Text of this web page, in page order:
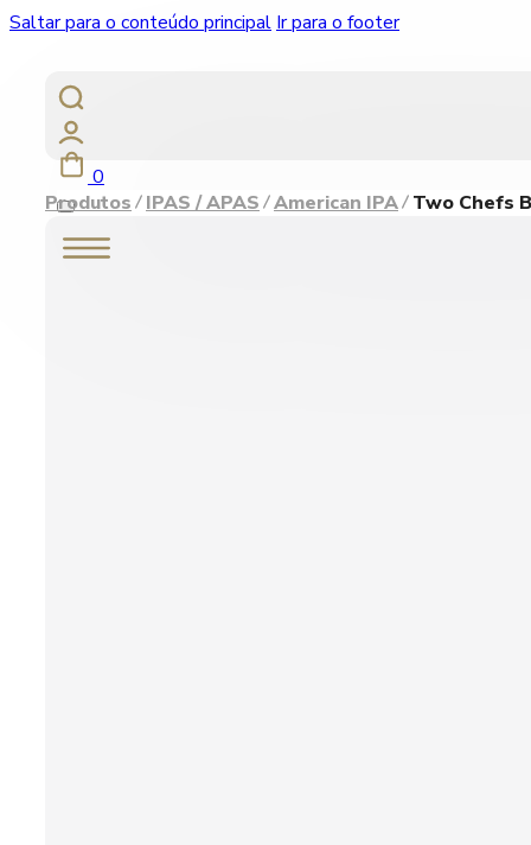
Saltar para o conteúdo principal Ir para o footer
0
Produtos
IPAS / APAS American IPA Two Chefs